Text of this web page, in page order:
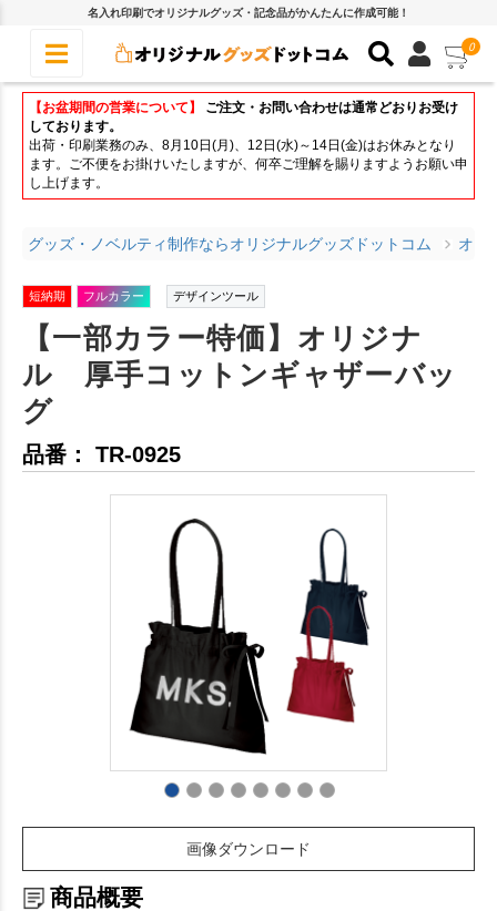
名入れ印刷でオリジナルグッズ・記念品がかんたんに作成可能！
0
【お盆期間の営業について】
ご注文・お問い合わせは通常どおりお受け
しております。
出荷・印刷業務のみ、8月10日(月)、12日(水)～14日(金)はお休みとなり
ます。ご不便をお掛けいたしますが、何卒ご理解を賜りますようお願い申
し上げます。
グッズ・ノベルティ制作ならオリジナルグッズドットコム オリ
短納期 フルカラー デザインツール
【一部カラー特価】オリジナ
ル 厚手コットンギャザーバッ
グ
品番： TR-0925
画像ダウンロード
商品概要